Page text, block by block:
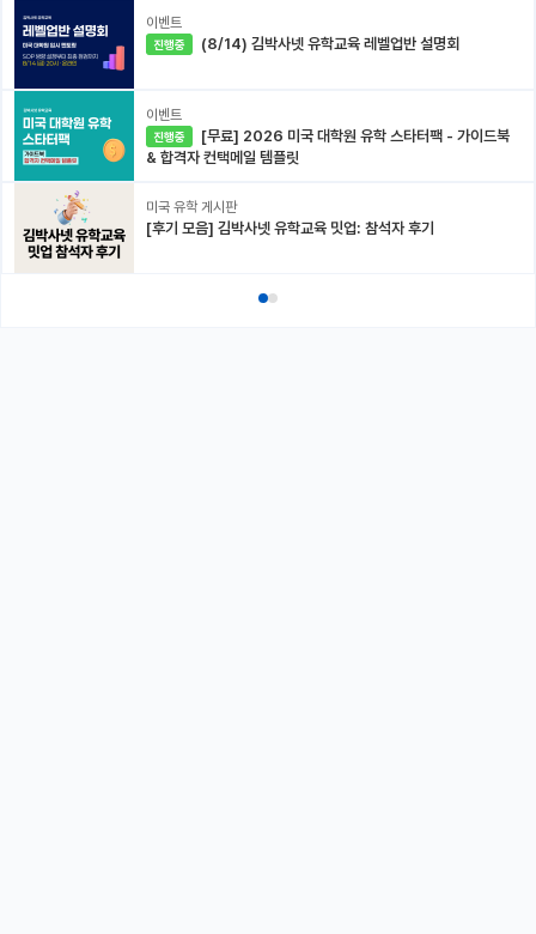
이벤트
진행중 (8/14) 김박사넷 유학교육 레벨업반 설명회
이벤트
진행중
& 합격자 컨택메일 템플릿
미국 유학 게시판
[후기 모음] 김박사넷 유학교육 밋업: 참석자 후기